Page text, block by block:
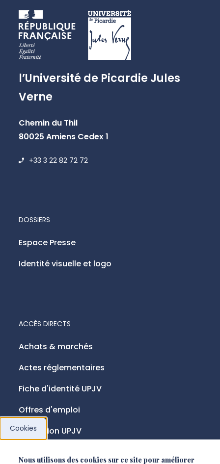
l’Université de Picardie Jules
Verne
Chemin du Thil
80025 Amiens Cedex 1
+33 3 22 82 72 72
ACCÈS DIRECTS
Achats & marchés
Actes réglementaires
Fiche d'identité UPJV
Offres d'emploi
Fondation UPJV
DOSSIERS
Espace Presse
Identité visuelle et logo
Cookies
Nous utilisons des cookies sur ce site pour améliorer